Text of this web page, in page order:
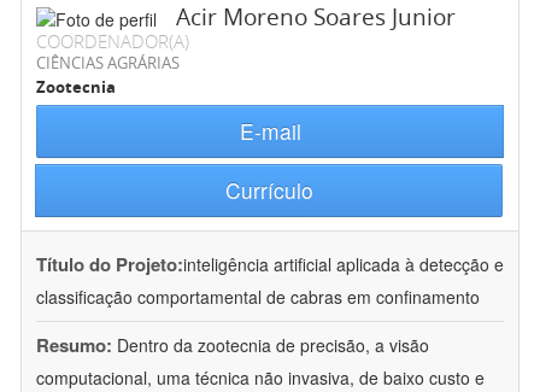
Acir Moreno Soares Junior
COORDENADOR(A)
CIÊNCIAS AGRÁRIAS
Zootecnia
E-mail
Currículo
Título do Projeto:inteligência artificial aplicada à detecção e
classificação comportamental de cabras em confinamento
Resumo: Dentro da zootecnia de precisão, a visão
computacional, uma técnica não invasiva, de baixo custo e